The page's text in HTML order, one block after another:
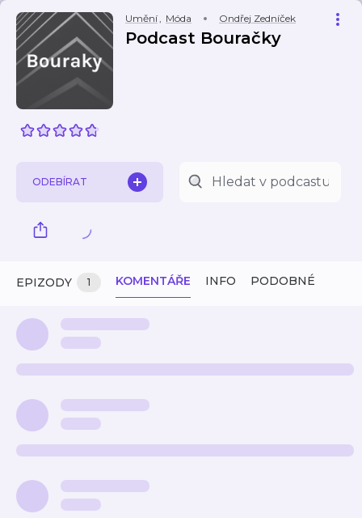
Umění, Móda Ondřej Zedníček
Podcast Bouračky
ODEBÍRAT
EPIZODY 1 KOMENTÁŘE INFO PODOBNÉ